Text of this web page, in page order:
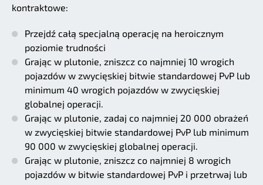
kontraktowe:
Przejdź całą specjalną operację na heroicznym
poziomie trudności
Grając w plutonie, zniszcz co najmniej 10 wrogich
pojazdów w zwycięskiej bitwie standardowej PvP lub
minimum 40 wrogich pojazdów w zwycięskiej
globalnej operacji.
Grając w plutonie, zadaj co najmniej 20 000 obrażeń
w zwycięskiej bitwie standardowej PvP lub minimum
90 000 w zwycięskiej globalnej operacji.
Grając w plutonie, zniszcz co najmniej 8 wrogich
pojazdów w bitwie standardowej PvP i przetrwaj lub